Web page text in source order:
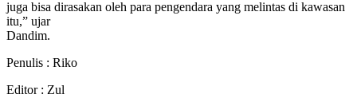
juga bisa dirasakan oleh para pengendara yang melintas di kawasan
itu,” ujar
Dandim.
Penulis : Riko
Editor : Zul